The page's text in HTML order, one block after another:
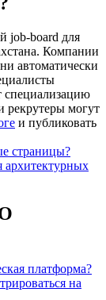
job-board для
Компании
автоматически
специализацию
рекрутеры могут
и публиковать
страницы?
архитектурных
платформа?
на